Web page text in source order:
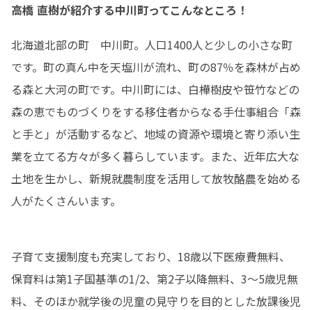
高橋 直樹が紹介する中川町ってこんなところ！
北海道北部の町　中川町。人口1400人と少しの小さな町
です。町の真ん中を天塩川が流れ、町の87％を森林が占め
る森と大河の町です。中川町には、白樺樹皮や笹竹などの
森の恵でものづくりをする移住者からなる手仕事組合「森
と手と」が活動するなど、地域の資源や環境と寄り添い生
業を立てる方々が多く暮らしています。また、近年広大な
土地を生かし、新規就農制度を活用して放牧酪農を始める
人がたくさんいます。
子育て支援制度も充実しており、18歳以下医療費無料、
保育料は第1子国基準の1/2、第2子以降無料、3～5歳児無
料、そのほか就学後の児童の見守りを目的とした放課後児